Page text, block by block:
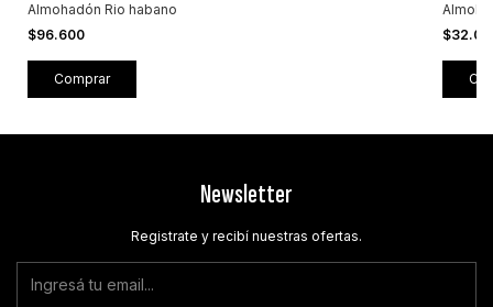
Almohadón Rio habano
$96.600
Comprar
Newsletter
Registrate y recibí nuestras ofertas.